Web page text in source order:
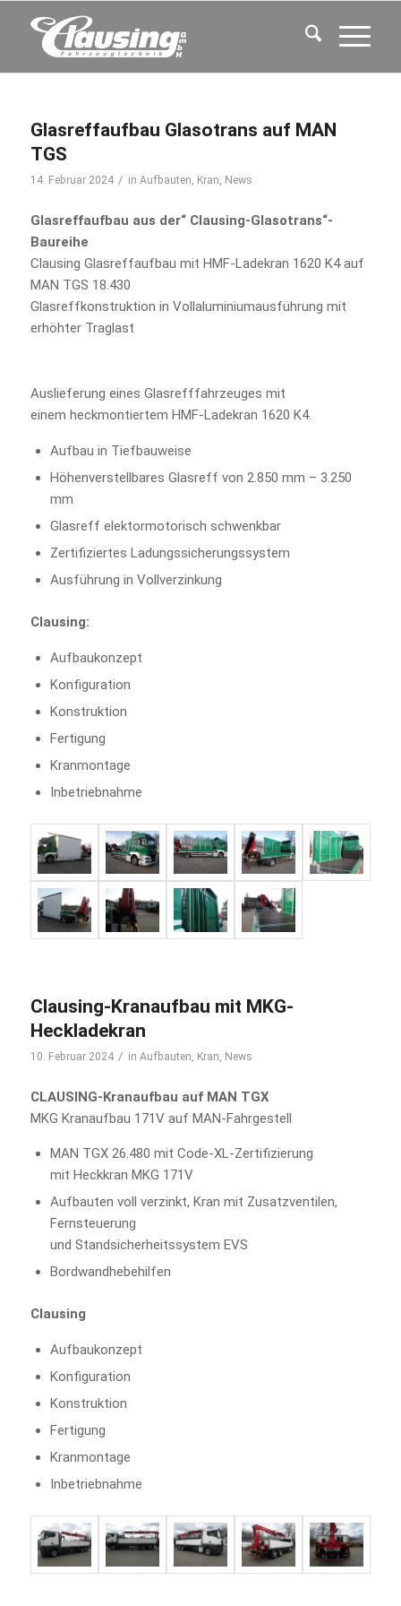
Glasreffaufbau Glasotrans auf MAN
TGS
14. Februar 2024 / in Aufbauten, Kran, News
Glasreffaufbau aus der“ Clausing-Glasotrans“-
Baureihe
Clausing Glasreffaufbau mit HMF-Ladekran 1620 K4 auf
MAN TGS 18.430
Glasreffkonstruktion in Vollaluminiumausführung mit
erhöhter Traglast
Auslieferung eines Glasrefffahrzeuges mit
einem heckmontiertem HMF-Ladekran 1620 K4.
Aufbau in Tiefbauweise
Höhenverstellbares Glasreff von 2.850 mm – 3.250
mm
Glasreff elektormotorisch schwenkbar
Zertifiziertes Ladungssicherungssystem
Ausführung in Vollverzinkung
Clausing:
Aufbaukonzept
Konfiguration
Konstruktion
Fertigung
Kranmontage
Inbetriebnahme
Clausing-Kranaufbau mit MKG-
Heckladekran
10. Februar 2024 / in Aufbauten, Kran, News
CLAUSING-Kranaufbau auf MAN TGX
MKG Kranaufbau 171V auf MAN-Fahrgestell
MAN TGX 26.480 mit Code-XL-Zertifizierung
mit Heckkran MKG 171V
Aufbauten voll verzinkt, Kran mit Zusatzventilen,
Fernsteuerung
und Standsicherheitssystem EVS
Bordwandhebehilfen
Clausing
Aufbaukonzept
Konfiguration
Konstruktion
Fertigung
Kranmontage
Inbetriebnahme